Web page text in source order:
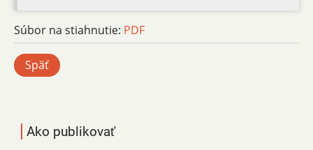
Súbor na stiahnutie: PDF
Späť
Ako publikovať